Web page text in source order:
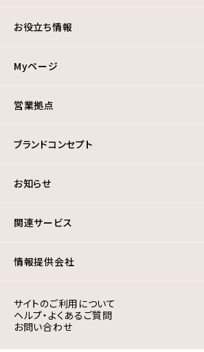
お役立ち情報
Myページ
営業拠点
ブランドコンセプト
お知らせ
関連サービス
情報提供会社
サイトのご利用について
ヘルプ・よくあるご質問
お問い合わせ